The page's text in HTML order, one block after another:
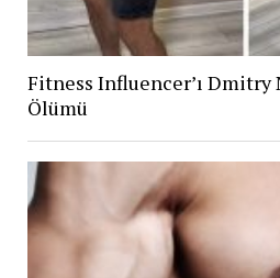
Fitness Influencer’ı
Ölümü